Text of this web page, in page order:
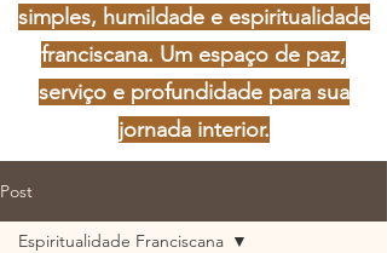
simples, humildade e espiritualidade
franciscana. Um espaço de paz,
serviço e profundidade para sua
jornada interior.
Post
Espiritualidade Franciscana